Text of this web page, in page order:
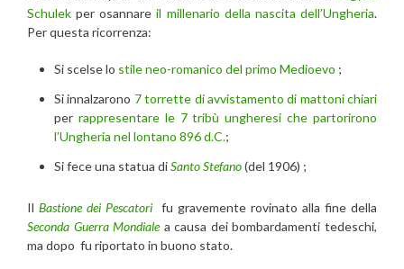
Schulek per osannareil millenario della nascita dell’Ungheria.
Per questa ricorrenza:
Si scelse lo stile neo-romanico del primo Medioevo ;
Si innalzarono 7 torrette di avvistamento di mattoni chiari
per rappresentare le 7 tribù ungheresi che partorirono
l’Ungheria nel lontano 896 d.C.;
Si fece una statua diSanto Stefano(del 1906) ;
Il Bastione dei Pescatori fu gravemente rovinato alla fine della
Seconda Guerra Mondiale a causa dei bombardamenti tedeschi,
ma dopo fu riportato in buono stato.